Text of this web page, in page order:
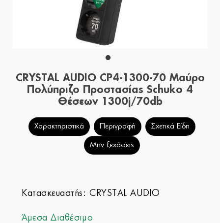
CRYSTAL AUDIO CP4-1300-70 Μαύρο
Πολύπριζο Προστασίας Schuko 4
Θέσεων 1300j/70db
Χαρακτηριστικά Περιγραφή Σχετικά Είδη
Μην ξεχάσεις
Κατασκευαστής:CRYSTAL AUDIO
Άμεσα Διαθέσιμο